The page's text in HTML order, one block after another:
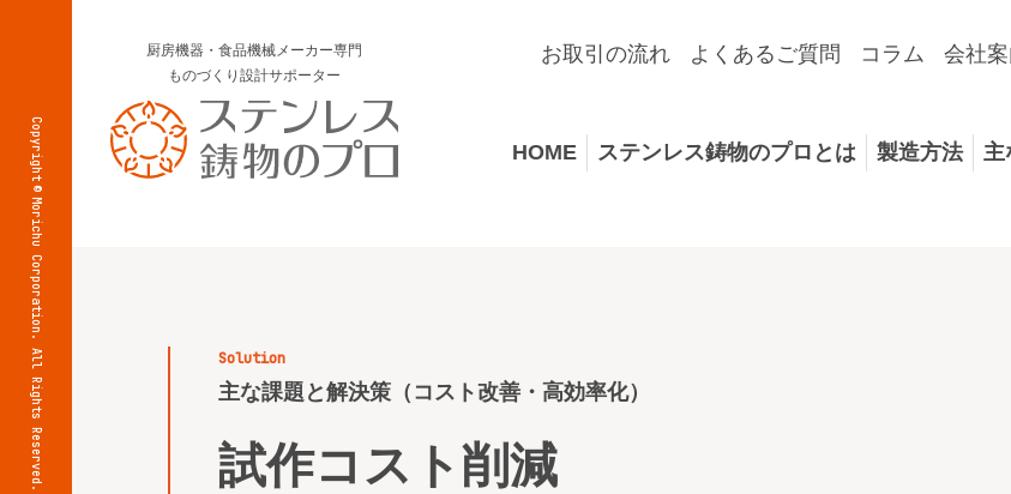
厨房機器・食品機械メーカー専門
ものづくり設計サポーター
HOME ステンレス鋳物のプロとは 製造方法 主
お取引の流れ よくあるご質問 コラム 会社
solution
主な課題と解決策（コスト改善・高効率化）
試作コスト削減
Copyright
©
Morichu Corporation. All Rights Reserved.